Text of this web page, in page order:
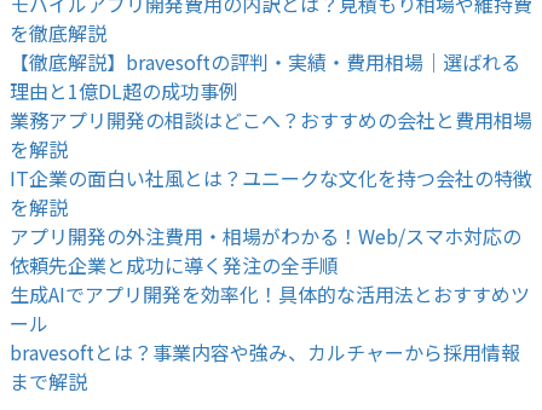
を徹底解説
【徹底解説】bravesoftの評判・実績・費用相場｜選ばれる
理由と1億DL超の成功事例
業務アプリ開発の相談はどこへ？おすすめの会社と費用相場
を解説
IT企業の面白い社風とは？ユニークな文化を持つ会社の特徴
を解説
アプリ開発の外注費用・相場がわかる！Web/スマホ対応の
依頼先企業と成功に導く発注の全手順
生成AIでアプリ開発を効率化！具体的な活用法とおすすめツ
ール
bravesoftとは？事業内容や強み、カルチャーから採用情報
まで解説